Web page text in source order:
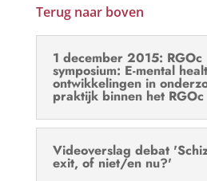
Terug naar boven
1 december 2015: RGOc
symposium: E-mental
ontwikkelingen in
praktijk binnen het RGOc
Videoverslag debat
exit, of niet/en nu?'